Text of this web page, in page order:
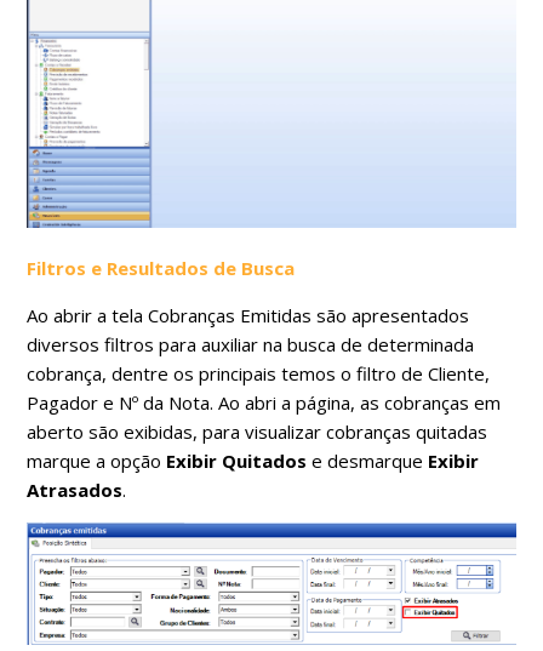
Filtros e Resultados de Busca
Ao abrir a tela Cobranças Emitidas são apresentados
diversos filtros para auxiliar na busca de determinada
cobrança, dentre os principais temos o filtro de Cliente,
Pagador e Nº da Nota. Ao abri a página, as cobranças em
aberto são exibidas, para visualizar cobranças quitadas
marque a opção Exibir Quitados e desmarque Exibir
Atrasados.